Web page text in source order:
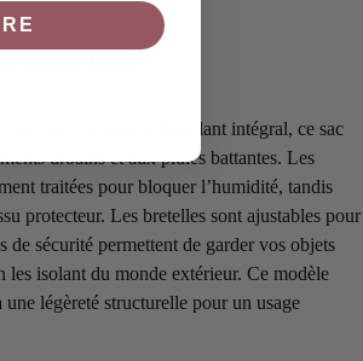
un revêtement déperlant intégral, ce sac
urbains et aux pluies battantes. Les
traitées pour bloquer l’humidité, tandis
protecteur. Les bretelles sont ajustables pour
de sécurité permettent de garder vos objets
les isolant du monde extérieur. Ce modèle
légèreté structurelle pour un usage